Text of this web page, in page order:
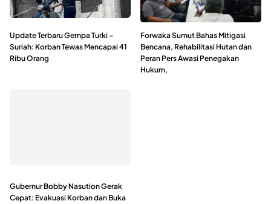
Update Terbaru Gempa Turki –
Suriah: Korban Tewas Mencapai 41
Ribu Orang
Forwaka Sumut Bahas Mitigasi
Bencana, Rehabilitasi Hutan dan
Peran Pers Awasi Penegakan
Hukum,
Gubernur Bobby Nasution Gerak
Cepat: Evakuasi Korban dan Buka